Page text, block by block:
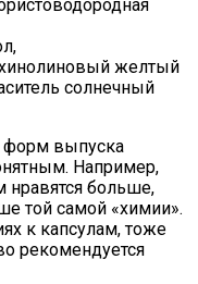
хинолиновый желтый
солнечный
форм выпуска
Например,
больше,
той самой «химии».
к капсулам, тоже
рекомендуется